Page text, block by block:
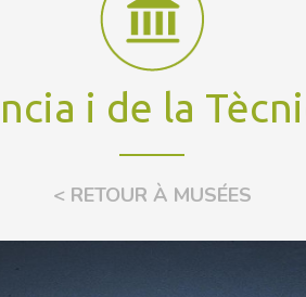
i de la
< RETOUR À MUSÉES